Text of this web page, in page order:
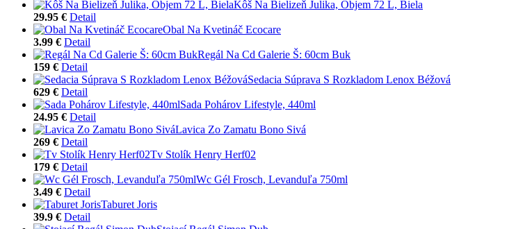
Kôš Na Bielizeň Julika, Objem 72 L, Biela
29.95 € Detail
Obal Na Kvetináč Ecocare
3.99 € Detail
Regál Na Cd Galerie Š: 60cm Buk
159 € Detail
Sedacia Súprava S Rozkladom Lenox Béžová
629 € Detail
Sada Pohárov Lifestyle, 440ml
24.95 € Detail
Lavica Zo Zamatu Bono Sivá
269 € Detail
Tv Stolík Henry Herf02
179 € Detail
Wc Gél Frosch, Levanduľa 750ml
3.49 € Detail
Taburet Joris
39.9 € Detail